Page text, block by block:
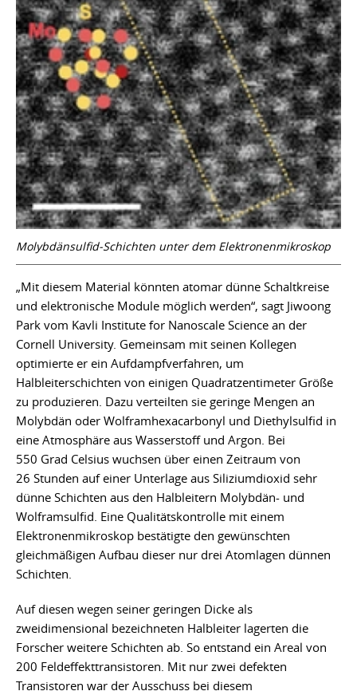
Molybdänsulfid-Schichten unter dem Elektronenmikroskop
„Mit diesem Material könnten atomar dünne Schaltkreise
und elektronische Module möglich werden“, sagt Jiwoong
Park vom Kavli Institute for Nanoscale Science an der
Cornell University. Gemeinsam mit seinen Kollegen
optimierte er ein Aufdampfverfahren, um
Halbleiterschichten von einigen Quadratzentimeter Größe
zu produzieren. Dazu verteilten sie geringe Mengen an
Molybdän oder Wolframhexacarbonyl und Diethylsulfid in
eine Atmosphäre aus Wasserstoff und Argon. Bei
550 Grad Celsius wuchsen über einen Zeitraum von
26 Stunden auf einer Unterlage aus Siliziumdioxid sehr
dünne Schichten aus den Halbleitern Molybdän- und
Wolframsulfid. Eine Qualitätskontrolle mit einem
Elektronenmikroskop bestätigte den gewünschten
gleichmäßigen Aufbau dieser nur drei Atomlagen dünnen
Schichten.
Auf diesen wegen seiner geringen Dicke als
zweidimensional bezeichneten Halbleiter lagerten die
Forscher weitere Schichten ab. So entstand ein Areal von
200 Feldeffekttransistoren. Mit nur zwei defekten
Transistoren war der Ausschuss bei diesem